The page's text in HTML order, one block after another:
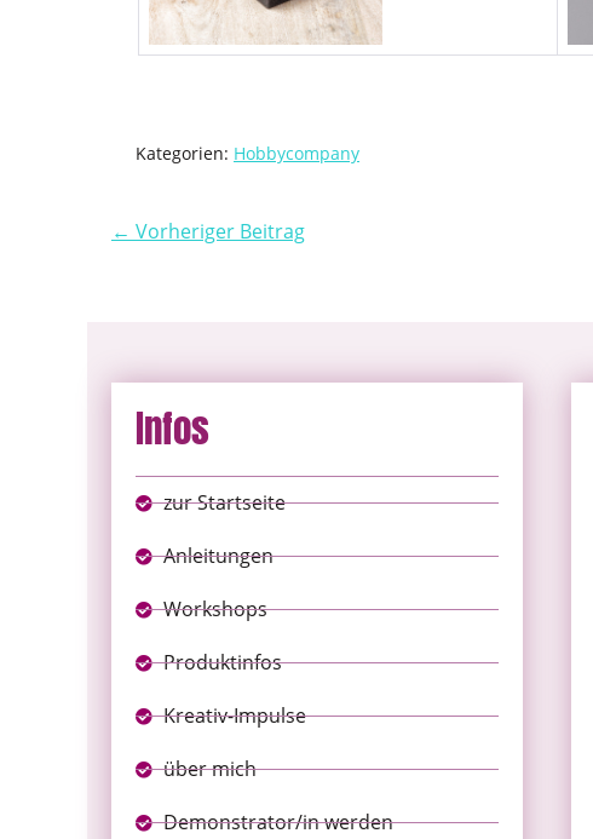
Kategorien: Hobbycompany
← Vorheriger Beitrag
Infos
zur Startseite
Anleitungen
Workshops
Produktinfos
Kreativ-Impulse
über mich
Demonstrator/in werden